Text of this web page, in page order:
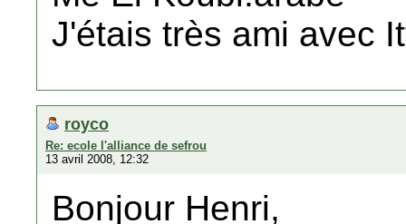
J'étais très ami avec
royco
Re: ecole l'alliance de sefrou
13 avril 2008, 12:32
Bonjour Henri,